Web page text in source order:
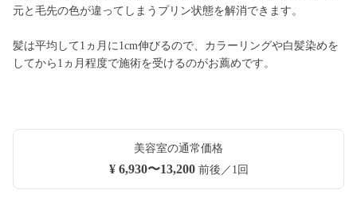
元と毛先の色が違ってしまうプリン状態を解消できます。
髪は平均して1ヵ月に1cm伸びるので、カラーリングや白髪染めを
してから1ヵ月程度で施術を受けるのがお薦めです。
美容室の通常価格
¥ 6,930〜13,200前後／1回